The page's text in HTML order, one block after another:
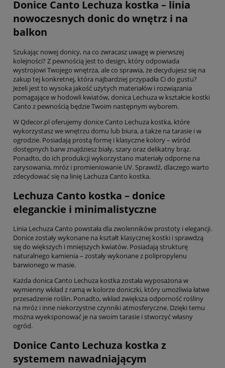
Donice Canto Lechuza kostka – linia
nowoczesnych donic do wnętrz i na
balkon
Szukając nowej donicy, na co zwracasz uwagę w pierwszej
kolejności? Z pewnością jest to design, który odpowiada
wystrojowi Twojego wnętrza, ale co sprawia, że decydujesz się na
zakup tej konkretnej, która najbardziej przypadła Ci do gustu?
Jeżeli jest to wysoka jakość użytych materiałów i rozwiązania
pomagające w hodowli kwiatów, donica Lechuza w kształcie kostki
Canto z pewnością będzie Twoim następnym wyborem.
W Qdecor.pl oferujemy donice Canto Lechuza kostka, które
wykorzystasz we wnętrzu domu lub biura, a także na tarasie i w
ogrodzie. Posiadają prostą formę i klasyczne kolory – wśród
dostępnych barw znajdziesz biały, szary oraz delikatny brąz.
Ponadto, do ich produkcji wykorzystano materiały odporne na
zarysowania, mróz i promieniowanie UV. Sprawdź, dlaczego warto
zdecydować się na linię Lachuza Canto kostka.
Lechuza Canto kostka – donice
eleganckie i minimalistyczne
Linia Lechuza Canto powstała dla zwolenników prostoty i elegancji.
Donice zostały wykonane na kształt klasycznej kostki i sprawdzą
się do większych i mniejszych kwiatów. Posiadają strukturę
naturalnego kamienia – zostały wykonane z polipropylenu
barwionego w masie.
Każda donica Canto Lechuza kostka została wyposażona w
wymienny wkład z ramą w kolorze doniczki, który umożliwia łatwe
przesadzenie roślin. Ponadto, wkład zwiększa odporność rośliny
na mróz i inne niekorzystne czynniki atmosferyczne. Dzięki temu
można wyeksponować je na swoim tarasie i stworzyć własny
ogród.
Donice Canto Lechuza kostka z
systemem nawadniającym